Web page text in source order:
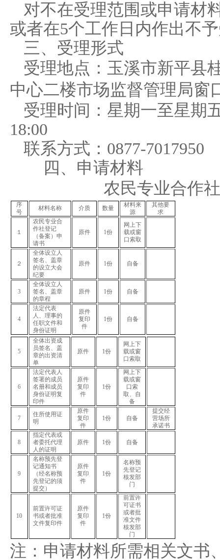
对不在受理范围或申请材
或者在5个工作日内作出不
三、 受理形式
受理地点： 玉溪市新平县
中心二楼市场监督管理局窗
受理时间： 星期一至星期
18:00
联系方式： 0877-7017950
四、申请材料
农民专业合作
序
号
材料名称 介质 数量
材料来
源
其他要
求
１
农民专业合
作社登记
（备案）申
请书
原件 1份
网上下
载或窗
口索取
２
全体设立人
签名、盖章
的设立大会
纪要
原件 1份 自备
3
全体设立人
签名、盖章
的章程
原件 1份 自备
4
法定代表
人、理事的
任职文件和
身份证明
原件
复印
件
1份 自备
5
全体出资成
员签名、盖
章的出资清
单
原件 1份
网上下
载或窗
口索取
6
法定代表人
签署的成员
名册和成员
身份证明复
印件
原件
复印
件
1份
网上下
载或窗
口索
取、自
备
7
住所使用证
明
原件
复印
件
1份 自备
提交经
营场所
承诺书
8
指定代表或
者委托代理
人的证明
原件 1份 自备
9
名称预先登
记通知书
（经名称预
先登记的须
提交）
原件
复印
件
1份
名称预
先登记
核发部
门
10
前置许可证
书或者批准
文件复印件
原件
复印
件
1份
前置许
可证书
或者批
准文件
核发部
门
注：申请材料所需相关文书